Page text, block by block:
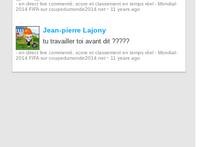
- en direct live commenté, score et classement en temps réel - Mondial-
2014 FIFA sur coupedumonde2014.net · 11 years ago
Jean-pierre Lajony
tu travailler toi avant dit ?????
- en direct live commenté, score et classement en temps réel - Mondial-
2014 FIFA sur coupedumonde2014.net · 11 years ago